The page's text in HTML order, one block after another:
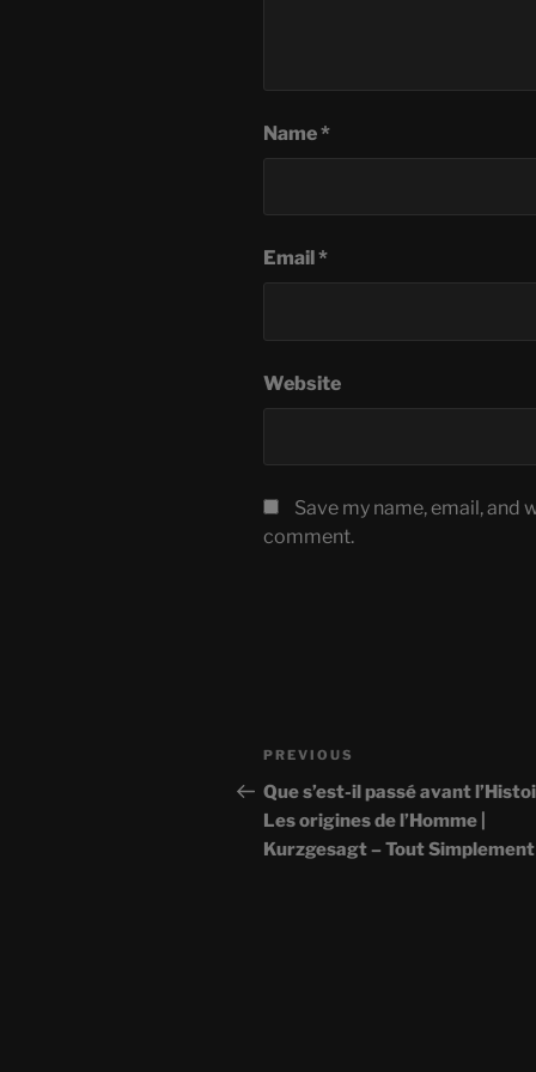
Name*
Email *
Website
Save my name, email, and
comment.
Post
navigation
Previous
Post
PREVIOUS
Que s’est-il passé avant
Les origines de l’Homme |
Kurzgesagt – Tout Simplement